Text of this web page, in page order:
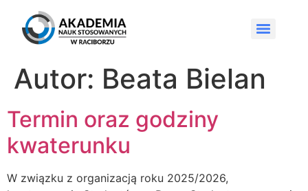
Autor: Beata Bielan
Termin oraz godziny
kwaterunku
W związku z organizacją roku 2025/2026,